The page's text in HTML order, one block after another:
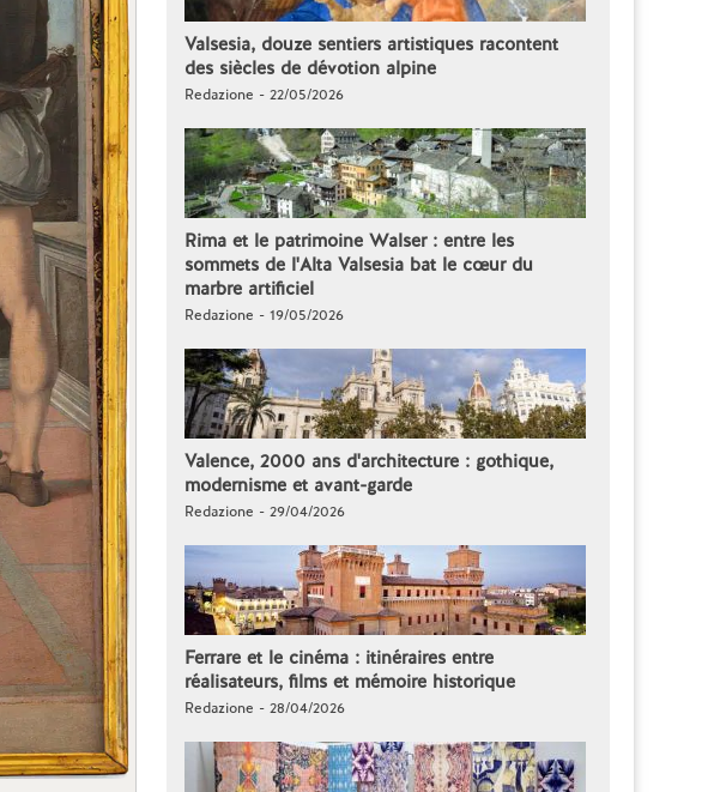
Valsesia, douze sentiers artistiques racontent
des siècles de dévotion alpine
Redazione - 22/05/2026
Rima et le patrimoine Walser : entre les
sommets de l'Alta Valsesia bat le cœur du
marbre artificiel
Redazione - 19/05/2026
Valence, 2000 ans d'architecture : gothique,
modernisme et avant-garde
Redazione - 29/04/2026
Ferrare et le cinéma : itinéraires entre
réalisateurs, films et mémoire historique
Redazione - 28/04/2026